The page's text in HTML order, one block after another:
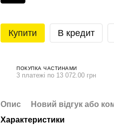
Купити В кредит
ПОКУПКА ЧАСТИНАМИ
3 платежі по 13 072.00 грн
Опис
Новий відгук або
Характеристики